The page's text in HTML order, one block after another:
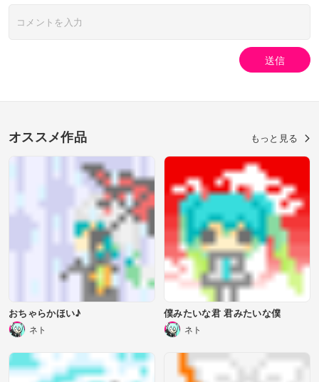
送信
オススメ作品 もっと見る
おちゃらかほい♪
ネト
僕みたいな君 君みたいな僕
ネト